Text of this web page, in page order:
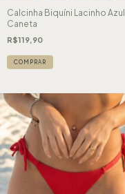
Calcinha Biquíni Lacinho Azul
Caneta
R$119,90
COMPRAR